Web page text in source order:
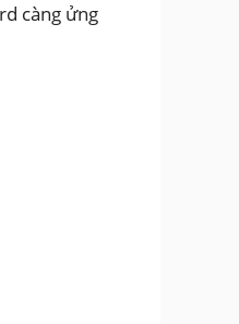
càng ửng